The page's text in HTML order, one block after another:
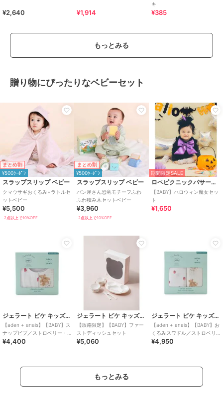
¥2,640 ¥1,914
キ
¥385
もっとみる
贈り物にぴったりなベビーセット
まとめ割
¥500ｸｰﾎﾟﾝ
スラップスリップ ベビー
クマウサギおくるみ+ラトルセ
ットベビー
¥5,500
2点以上で10%OFF
まとめ割
¥500ｸｰﾎﾟﾝ
スラップスリップ ベビー
パン屋さん恐竜モチーフふわ
ふわ積み木セットベビー
¥3,960
2点以上で10%OFF
期間限定SALE
ロペピクニックパサージュ
【BABY】ハロウィン魔女セッ
ト
¥1,650
ジェラート ピケ キッズ＆ベビー
【aden + anais】【BABY】ス
ナップビブ／ストロベリー・
ベア／ダイナソー・ベア／2枚
¥4,400
ジェラート ピケ キッズ＆ベビー
【販路限定】【BABY】ファー
ストディッシュセット
¥5,060
ジェラート ピケ キッズ＆ベビー
【aden + anais】【BABY】お
くるみスワドル／ストロベリ
ー・ベア／ダイナソー・ベア
¥4,950
もっとみる